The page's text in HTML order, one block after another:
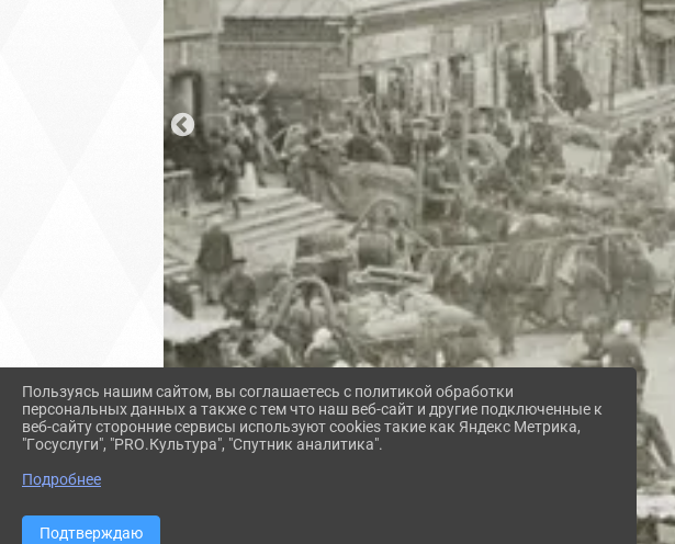
Пользуясь нашим сайтом, вы соглашаетесь с политикой обработки
персональных данных а также с тем что наш веб-сайт и другие подключенные к
веб-сайту сторонние сервисы используют cookies такие как Яндекс Метрика,
"Госуслуги", "PRO.Культура", "Спутник аналитика".
Подробнее
Подтверждаю